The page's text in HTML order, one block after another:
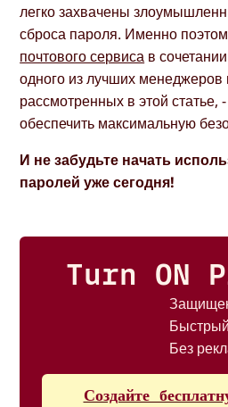
легко захвачены
сброса пароля. Именно
почтового сервиса в
одного из лучших менеджеров
рассмотренных в этой статье,
обеспечить максимальную
И не забудьте начать
паролей уже сегодня!
Turn ON
Быстрый
Без
Создайте